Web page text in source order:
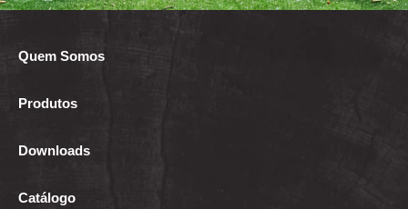
Quem Somos
Produtos
Downloads
Catálogo